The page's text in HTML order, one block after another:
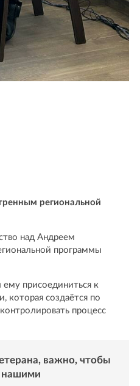
региональной
над Андреем
программы
присоединиться к
создаётся по
процесс
важно, чтобы
нашими